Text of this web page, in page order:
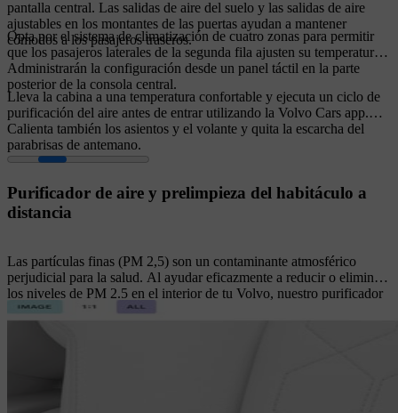
pantalla central. Las salidas de aire del suelo y las salidas de aire
ajustables en los montantes de las puertas ayudan a mantener
cómodos a los pasajeros traseros.
Opta por el sistema de climatización de cuatro zonas para permitir
que los pasajeros laterales de la segunda fila ajusten su temperatura.
Administrarán la configuración desde un panel táctil en la parte
posterior de la consola central.
Lleva la cabina a una temperatura confortable y ejecuta un ciclo de
purificación del aire antes de entrar utilizando la Volvo Cars app.
Calienta también los asientos y el volante y quita la escarcha del
parabrisas de antemano.
Purificador de aire y prelimpieza del habitáculo a
distancia
Las partículas finas (PM 2,5) son un contaminante atmosférico
perjudicial para la salud. Al ayudar eficazmente a reducir o eliminar
los niveles de PM 2.5 en el interior de tu Volvo, nuestro purificador
de aire contribuye significativamente a un entorno limpio en la
cabina. Esta tecnología avanzada atrapa estas partículas
extremadamente pequeñas en un filtro y puede impedir que hasta el